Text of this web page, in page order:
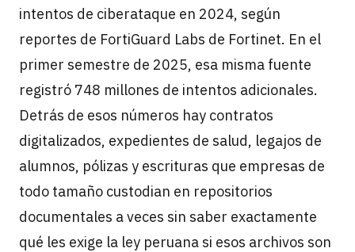
intentos de ciberataque en 2024, según
reportes de FortiGuard Labs de Fortinet. En el
primer semestre de 2025, esa misma fuente
registró 748 millones de intentos adicionales.
Detrás de esos números hay contratos
digitalizados, expedientes de salud, legajos de
alumnos, pólizas y escrituras que empresas de
todo tamaño custodian en repositorios
documentales a veces sin saber exactamente
qué les exige la ley peruana si esos archivos son